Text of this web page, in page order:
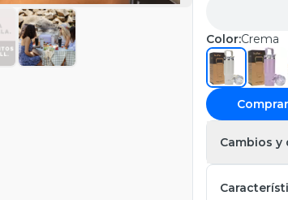
Color:Crema
Cambios y